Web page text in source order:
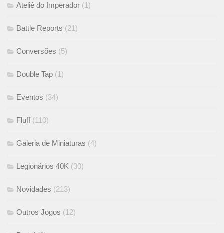
Ateliê do Imperador (1)
Battle Reports (21)
Conversões (5)
Double Tap (1)
Eventos (34)
Fluff (110)
Galeria de Miniaturas (4)
Legionários 40K (30)
Novidades (213)
Outros Jogos (12)